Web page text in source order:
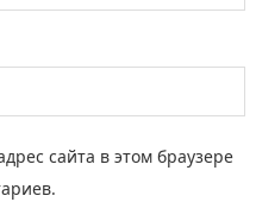
сайта в этом браузере